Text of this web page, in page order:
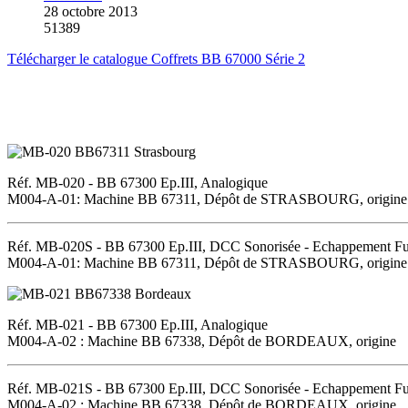
28 octobre 2013
51389
Télécharger le catalogue Coffrets BB 67000 Série 2
Réf. MB-020 - BB 67300 Ep.III, Analogique
M004-A-01: Machine BB 67311, Dépôt de STRASBOURG, origine
Réf. MB-020S - BB 67300 Ep.III, DCC Sonorisée - Echappement
M004-A-01: Machine BB 67311, Dépôt de STRASBOURG, origine
Réf. MB-021 - BB 67300 Ep.III, Analogique
M004-A-02 : Machine BB 67338, Dépôt de BORDEAUX, origine
Réf. MB-021S - BB 67300 Ep.III, DCC Sonorisée - Echappement
M004-A-02 : Machine BB 67338, Dépôt de BORDEAUX, origine